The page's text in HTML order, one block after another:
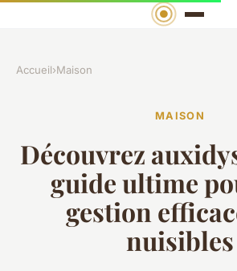
Accueil›Maison
MAISON
Découvrez
guide ultime
gestion
nuisibles